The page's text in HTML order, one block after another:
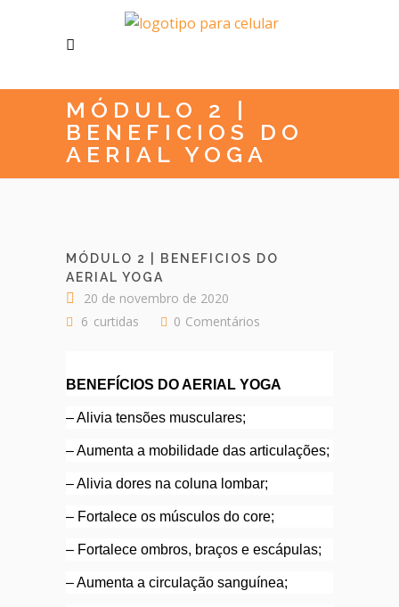
MÓDULO 2 |
BENEFICIOS DO
AERIAL YOGA
MÓDULO 2 | BENEFICIOS DO
AERIAL YOGA
20 de novembro de 2020
6 curtidas 0 Comentários
BENEFÍCIOS DO AERIAL YOGA
– Alivia tensões musculares;
– Aumenta a mobilidade das articulações;
– Alivia dores na coluna lombar;
– Fortalece os músculos do core;
– Fortalece ombros, braços e escápulas;
– Aumenta a circulação sanguínea;